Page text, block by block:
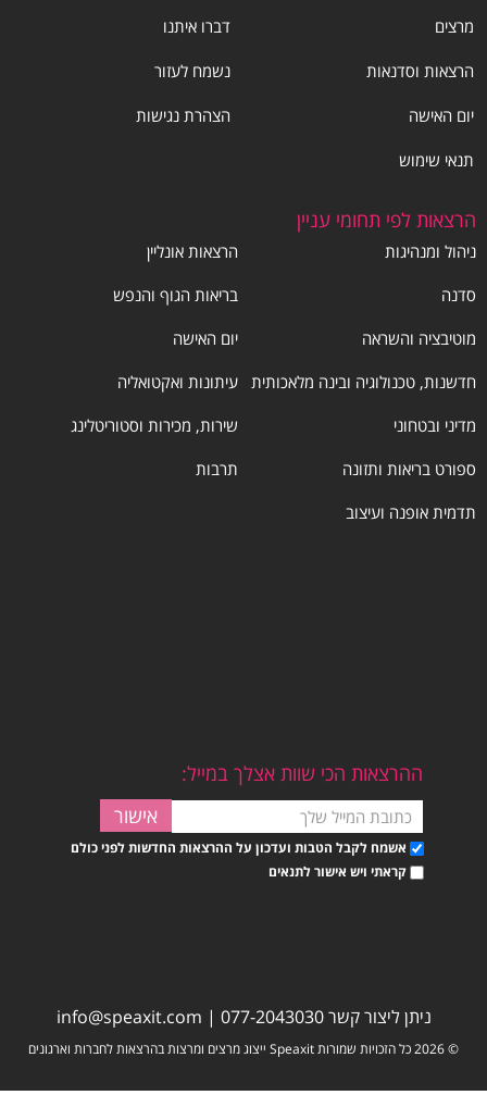
מרצים
הרצאות וסדנאות
יום האישה
תנאי שימוש
דברו איתנו
נשמח לעזור
הצהרת נגישות
הרצאות לפי תחומי עניין
ניהול ומנהיגות
הרצאות אונליין
סדנה
בריאות הגוף והנפש
מוטיבציה והשראה
יום האישה
חדשנות, טכנולוגיה ובינה מלאכותית עיתונות ואקטואליה
מדיני ובטחוני
שירות, מכירות וסטוריטלינג
ספורט בריאות ותזונה
תרבות
תדמית אופנה ועיצוב
ההרצאות הכי שוות אצלך במייל:
אשמח לקבל הטבות ועדכון על ההרצאות החדשות לפני כולם
קראתי ויש אישור לתנאים
ניתן ליצור קשר077-2043030
|
info@speaxit.com
© 2026 כל הזכויות שמורות Speaxit ייצוג מרצים ומרצות בהרצאות לחברות וארגונים